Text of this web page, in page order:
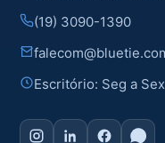
(19) 3090-1390
Escritório: Seg a